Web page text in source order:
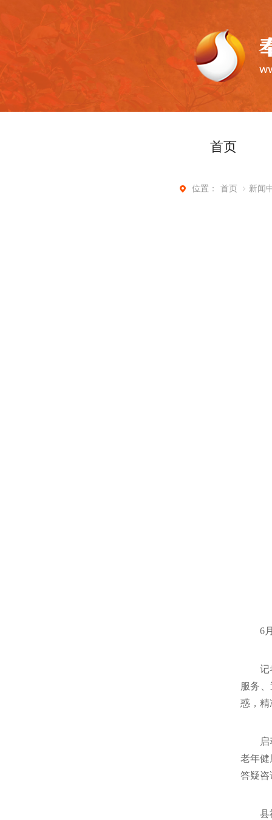
首页
位置： 首页 新闻
6
记
服务
惑，精
老年健
答疑咨
县